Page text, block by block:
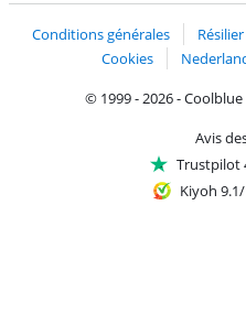
Conditions générales
Cookies
© 1999 - 2026 - Coolblue
Avis
Trustpilot
Kiyoh